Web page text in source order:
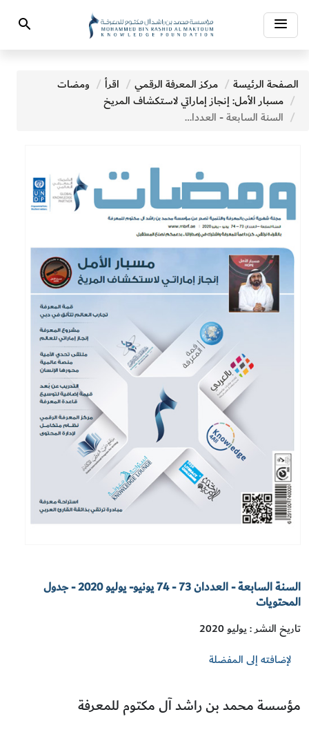
Toggle
navigation
Search
الصفحة الرئيسة مركز المعرفة الرقمي اقرأ
ومضات
مسبار الأمل: إنجاز إماراتي لاستكشاف المريخ
السنة السابعة - العددان 73 - 74 يونيو- يوليو 2020 - جدول المحتويات
السنة السابعة - العددان 73 - 74 يونيو- يوليو 2020 - جدول
المحتويات
تاريخ النشر : يوليو 2020
لإضافته إلى المفضلة
مؤسسة محمد بن راشد آل مكتوم للمعرفة